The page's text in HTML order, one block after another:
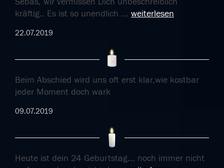
kräftig.. Es ist so unendlich ... weiterlesen
22.07.2019
Beim Abschied wird uns oft erst klar,wie kostbar
jeder Moment doch wark
09.07.2019
Heute ist dein 24 Geburtstag... noch immer nicht